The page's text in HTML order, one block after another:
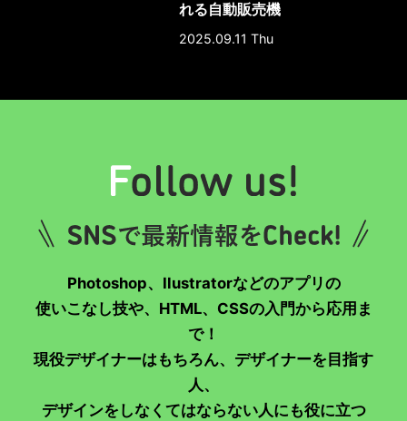
れる自動販売機
「MyCaseLabo｣｜体験レポ
2025.09.11 Thu
Photoshop、Ilustratorなどのアプリの
使いこなし技や、HTML、CSSの入門から応用ま
で！
現役デザイナーはもちろん、デザイナーを目指す
人、
デザインをしなくてはならない人にも役に立つ